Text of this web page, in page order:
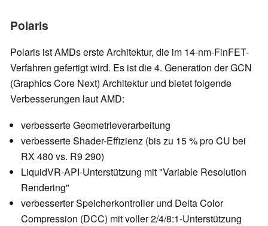
Polaris
Polaris ist AMDs erste Architektur, die im 14-nm-FinFET-
Verfahren gefertigt wird. Es ist die 4. Generation der GCN
(Graphics Core Next) Architektur und bietet folgende
Verbesserungen laut AMD:
verbesserte Geometrieverarbeitung
verbesserte Shader-Effizienz (bis zu 15 % pro CU bei
RX 480 vs. R9 290)
LiquidVR-API-Unterstützung mit "Variable Resolution
Rendering"
verbesserter Speicherkontroller und Delta Color
Compression (DCC) mit voller 2/4/8:1-Unterstützung